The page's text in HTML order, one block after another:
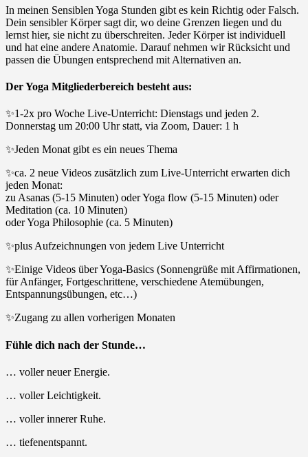
In meinen Sensiblen Yoga Stunden gibt es kein Richtig oder Falsch.
Dein sensibler Körper sagt dir, wo deine Grenzen liegen und du
lernst hier, sie nicht zu überschreiten. Jeder Körper ist individuell
und hat eine andere Anatomie. Darauf nehmen wir Rücksicht und
passen die Übungen entsprechend mit Alternativen an.
Der Yoga Mitgliederbereich besteht aus:
✨1-2x pro Woche Live-Unterricht: Dienstags und jeden 2.
Donnerstag um 20:00 Uhr statt, via Zoom, Dauer: 1 h
✨Jeden Monat gibt es ein neues Thema
✨ca. 2 neue Videos zusätzlich zum Live-Unterricht erwarten dich
jeden Monat:
zu Asanas (5-15 Minuten) oder Yoga flow (5-15 Minuten) oder
Meditation (ca. 10 Minuten)
oder Yoga Philosophie (ca. 5 Minuten)
✨plus Aufzeichnungen von jedem Live Unterricht
✨Einige Videos über Yoga-Basics (Sonnengrüße mit Affirmationen,
für Anfänger, Fortgeschrittene, verschiedene Atemübungen,
Entspannungsübungen, etc…)
✨Zugang zu allen vorherigen Monaten
Fühle dich nach der Stunde…
… voller neuer Energie.
… voller Leichtigkeit.
… voller innerer Ruhe.
… tiefenentspannt.